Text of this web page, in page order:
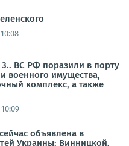
ВС РФ поразили в порту
военного имущества,
комплекс, а также
объявлена в
Украины: Винницкой,